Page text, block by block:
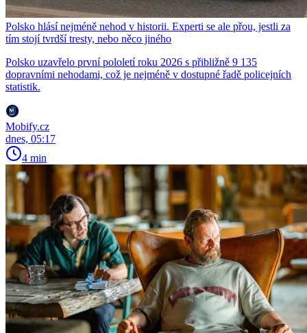
Polsko hlásí nejméně nehod v historii. Experti se ale přou, jestli za
tím stojí tvrdší tresty, nebo něco jiného
Polsko uzavřelo první pololetí roku 2026 s přibližně 9 135
dopravními nehodami, což je nejméně v dostupné řadě policejních
statistik.
Mobify.cz
dnes, 05:17
4 min